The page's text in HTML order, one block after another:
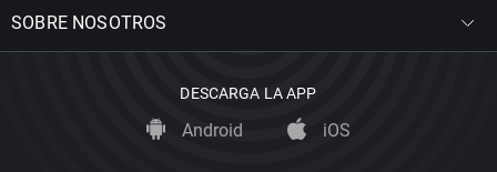
SOBRE NOSOTROS
DESCARGA LA APP
Android iOS